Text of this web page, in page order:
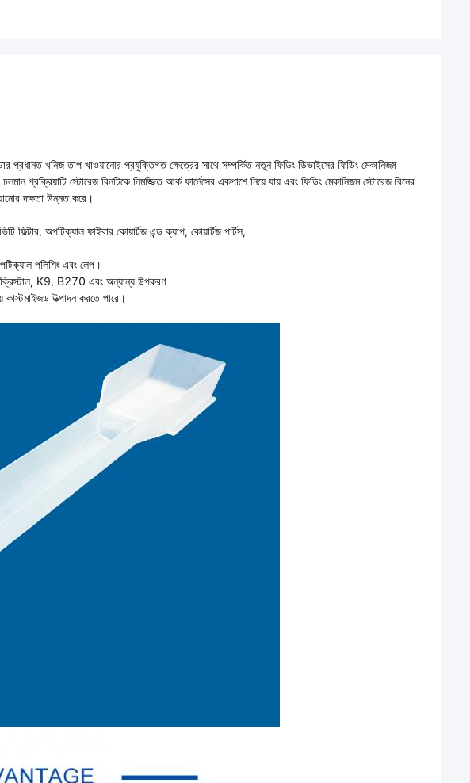
প্রধানত খনিজ তাপ খাওয়ানোর প্রযুক্তিগত ক্ষেত্রের সাথে সম্পর্কিত নতুন ফিডিং ডিভাইসের ফিডিং মেকানিজম
প্রক্রিয়াটি স্টোরেজ বিনটিকে নিমজ্জিত আর্ক ফার্নেসের একপাশে নিয়ে যায় এবং ফিডিং মেকানিজম স্টোরেজ বিনের
দক্ষতা উন্নত করে।
অপটিক্যাল ফাইবার কোয়ার্টজ এন্ড ক্যাপ, কোয়ার্টজ পার্টস,
পলিশিং এবং লেপ।
ক্রিস্টাল, K9, B270 এবং অন্যান্য উপকরণ
উত্পাদন করতে পারে।